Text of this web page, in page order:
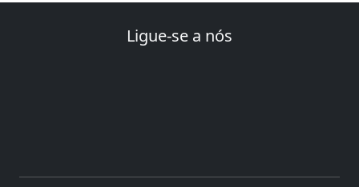
Ligue-se a nós